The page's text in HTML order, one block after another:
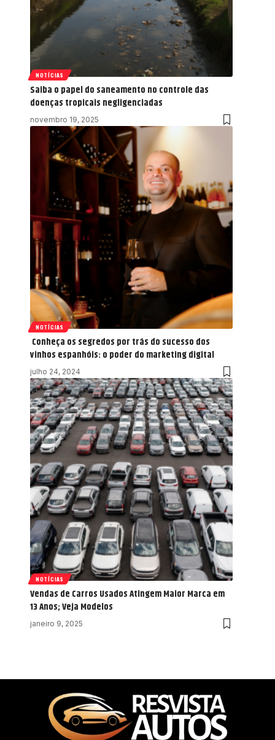
NOTÍCIAS
Saiba o papel do saneamento no controle das
doenças tropicais negligenciadas
novembro 19, 2025
NOTÍCIAS
Conheça os segredos por trás do sucesso dos
vinhos espanhóis: o poder do marketing digital
julho 24, 2024
NOTÍCIAS
Vendas de Carros Usados Atingem Maior Marca em
13 Anos; Veja Modelos
janeiro 9, 2025